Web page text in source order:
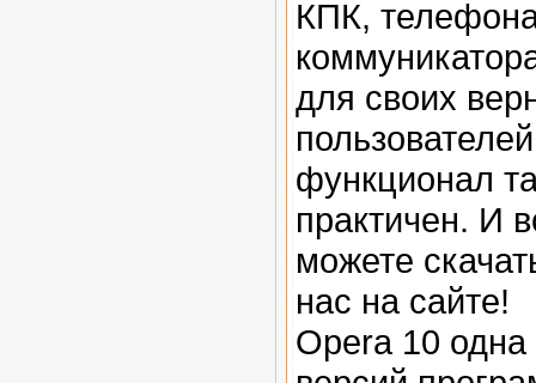
КПК,
для своих
функционал
практичен. И
можете
нас на сайте!
Opera 10